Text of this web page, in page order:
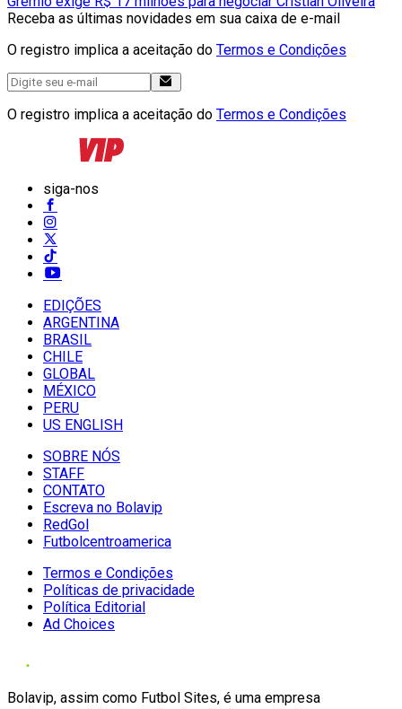
Receba as últimas novidades em sua caixa de e-mail
O registro implica a aceitação do Termos e Condições
O registro implica a aceitação do Termos e Condições
siga-nos
EDIÇÕES
ARGENTINA
BRASIL
CHILE
GLOBAL
MÉXICO
PERU
US ENGLISH
SOBRE NÓS
STAFF
CONTATO
Escreva no Bolavip
RedGol
Futbolcentroamerica
Termos e Condições
Políticas de privacidade
Política Editorial
Ad Choices
Bolavip, assim como Futbol Sites, é uma empresa